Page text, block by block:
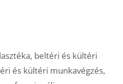
, beltéri és kültéri
és kültéri munkavégzés,